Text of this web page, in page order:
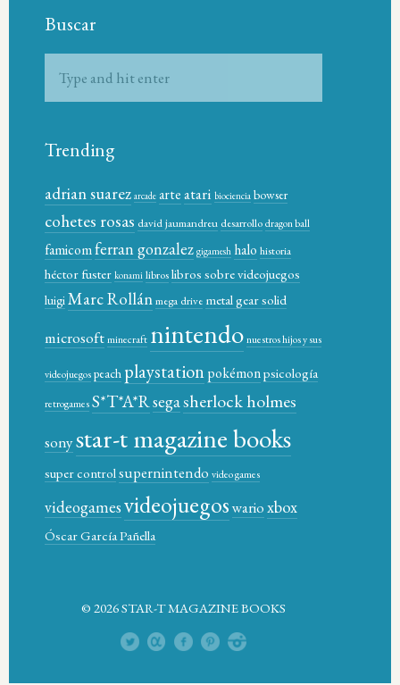
Buscar
Trending
adrian suarez arcade arteatari biociencia bowser
cohetes rosas david jaumandreu desarrollodragon ball
famicomferran gonzalez gigamesh halo historia
héctor fuster konami libroslibros sobre videojuegos
luigiMarc Rollánmega drive metal gear solid
microsoftminecraft nintendonuestros hijos y sus
videojuegospeach playstationpokémonpsicología
retrogamesS*T*A*Rsegasherlock holmes
sonystar-t magazine books
super control supernintendo video games
videogamesvideojuegoswarioxbox
Óscar García Pañella
© 2026 STAR-T MAGAZINE BOOKS